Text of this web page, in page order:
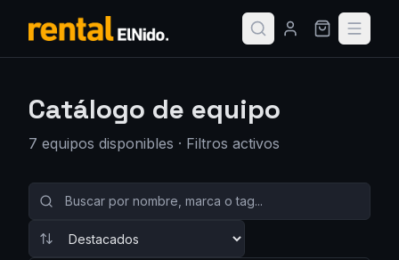
Catálogo de equipo
7 equipos disponibles · Filtros activos